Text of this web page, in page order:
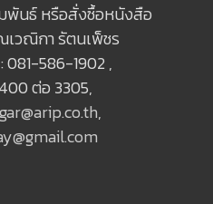
พันธ์ หรือสั่งซื้อหนังสือ
วณิกา รัตนเพ็ชร
081-586-1902 ,
ต่อ 3305,
,